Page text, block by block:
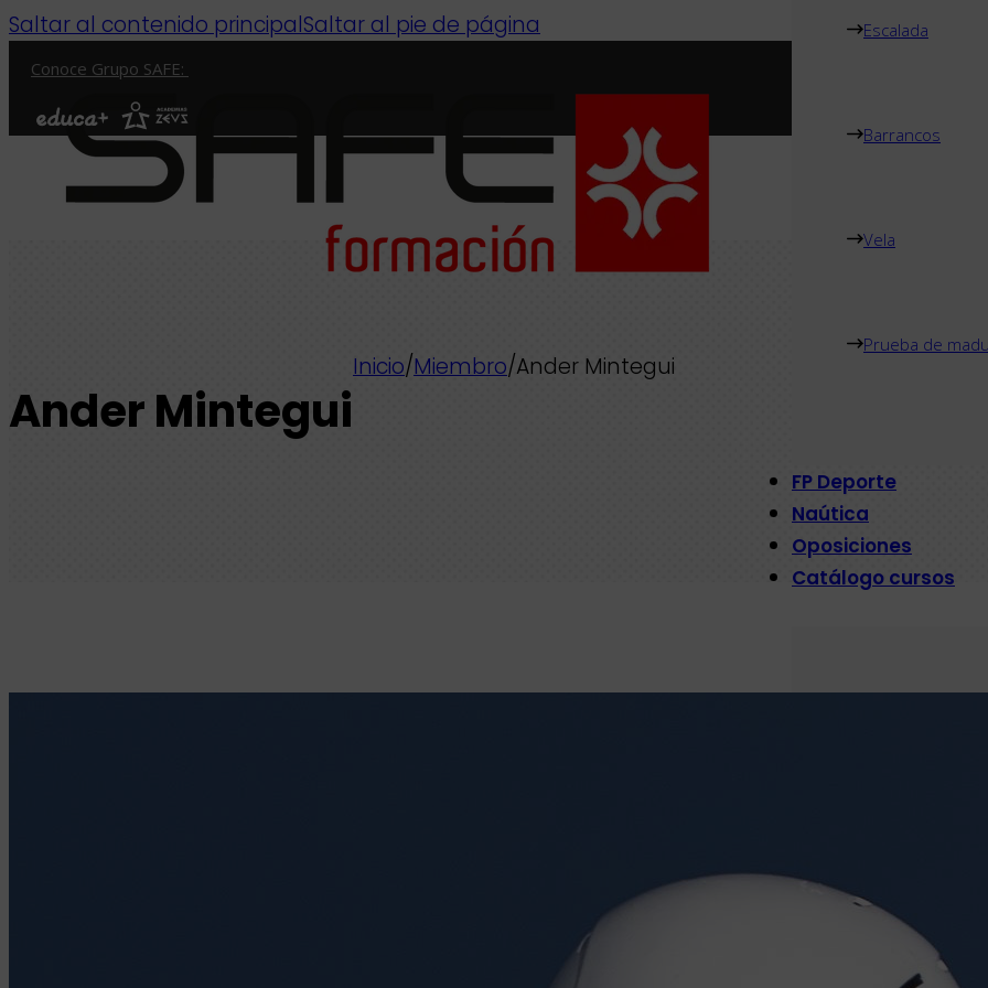
Saltar al contenido principalSaltar al pie de página
Conoce Grupo SAFE:
Escalada
Barrancos
Vela
Prueba de
FP Deporte
Naútica
Oposiciones
Catálogo cursos
Ander Mintegui
Inicio/Miembro/Ander Mintegui